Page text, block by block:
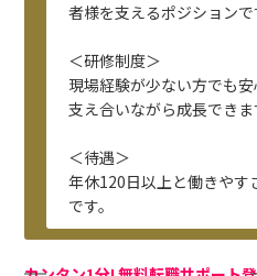
者様を支えるポジションで
＜研修制度＞
現場経験が少ない方でも
支え合いながら成長できま
＜待遇＞
年休120日以上と働きやす
です。